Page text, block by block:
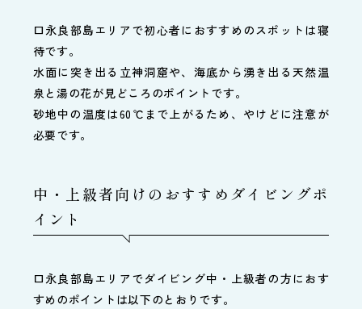
口永良部島エリアで初心者におすすめのスポットは寝
待です。
水面に突き出る立神洞窟や、海底から湧き出る天然温
泉と湯の花が見どころのポイントです。
砂地中の温度は60℃まで上がるため、やけどに注意が
必要です。
中・上級者向けのおすすめダイビングポ
イント
口永良部島エリアでダイビング中・上級者の方におす
すめのポイントは以下のとおりです。